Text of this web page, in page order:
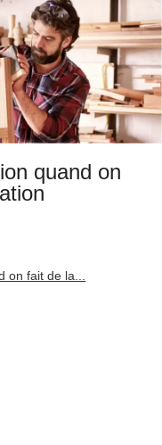
quand on
on fait de la...